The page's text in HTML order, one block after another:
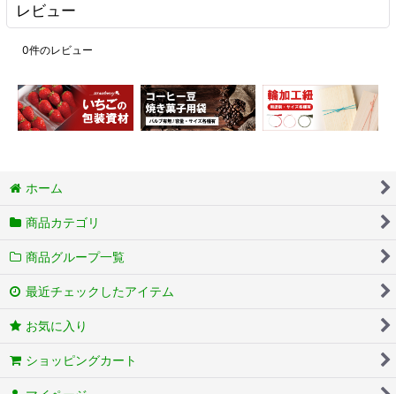
レビュー
0件のレビュー
ホーム
商品カテゴリ
商品グループ一覧
最近チェックしたアイテム
お気に入り
ショッピングカート